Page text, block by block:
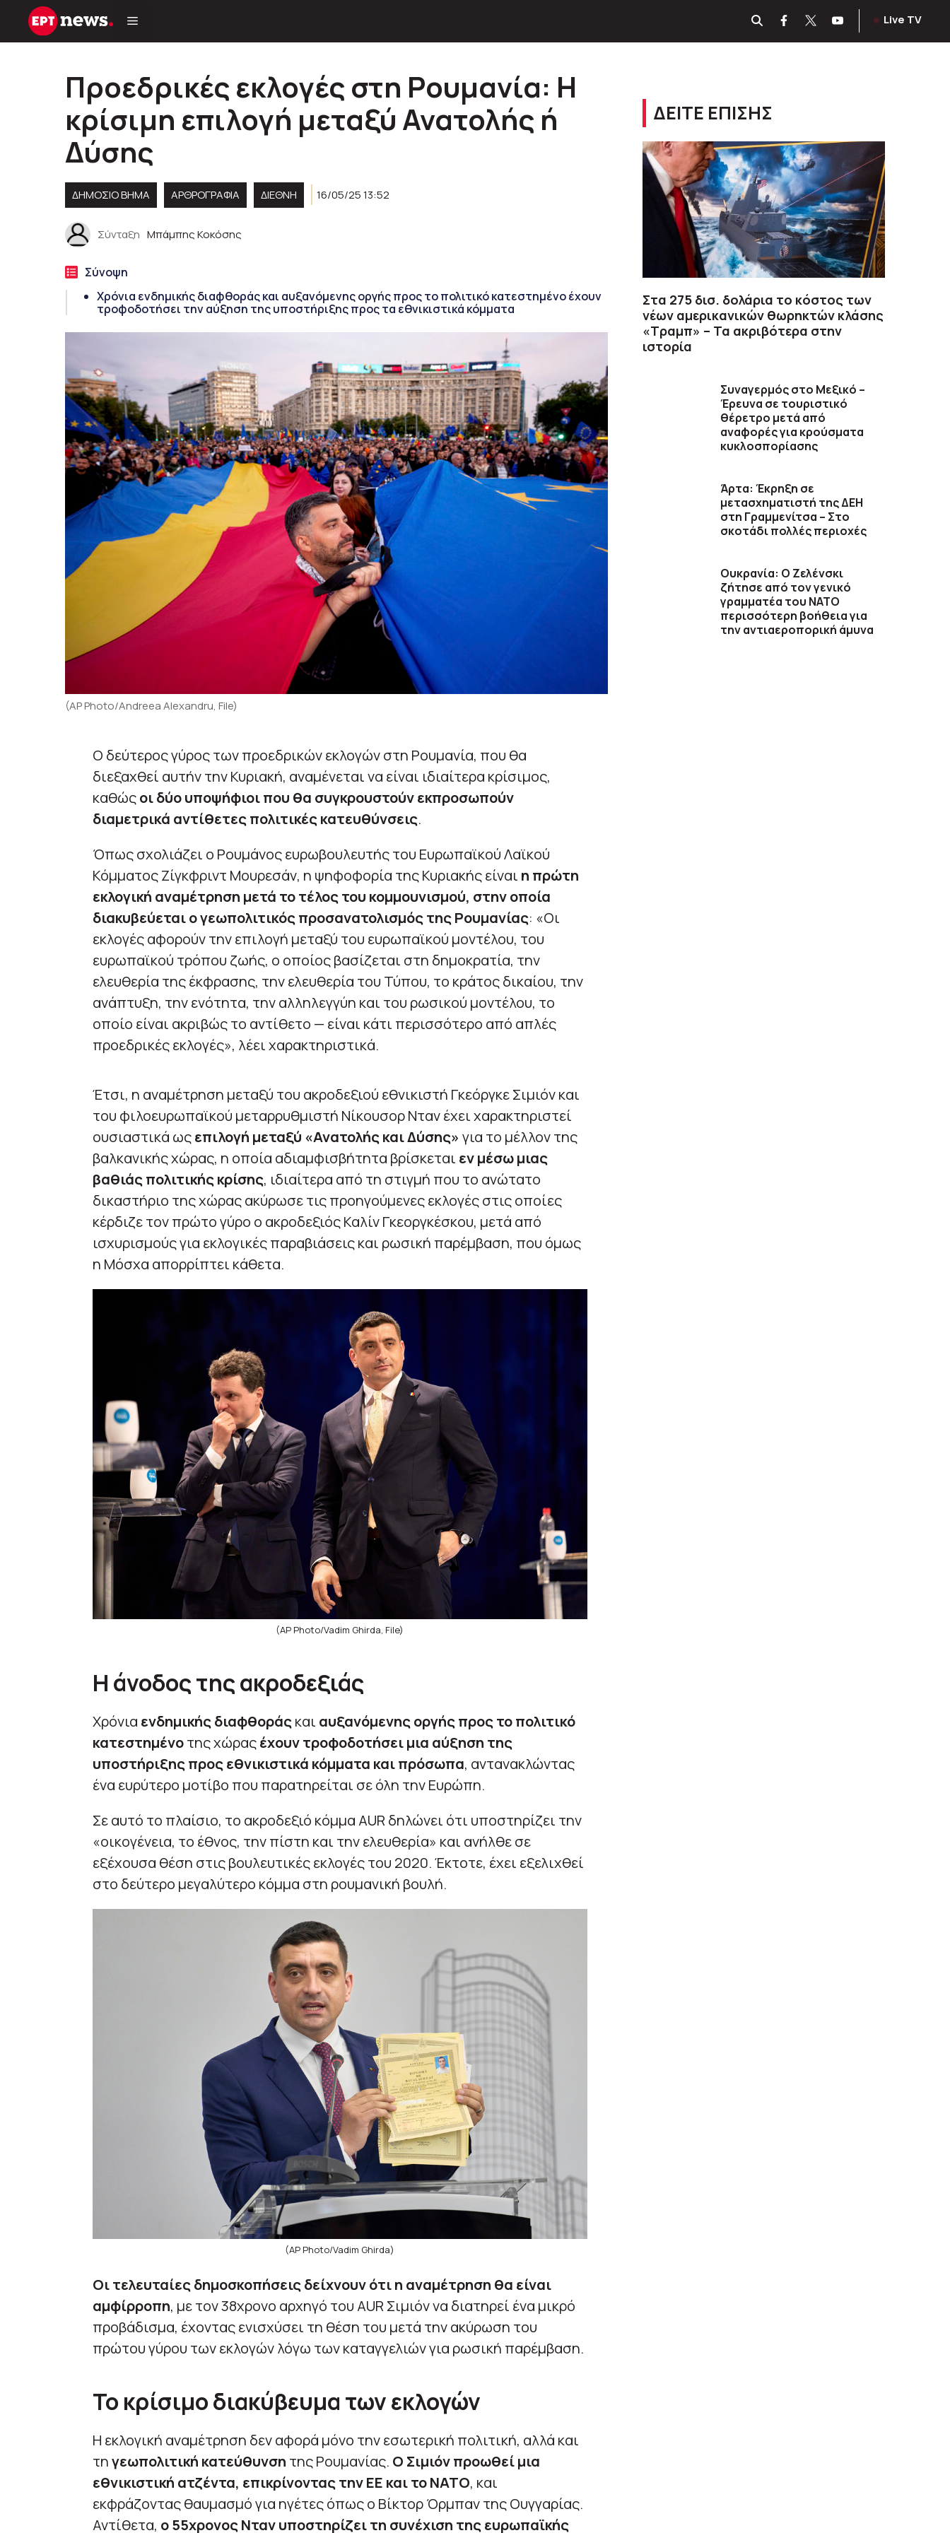
Μετάβαση
Live TV
Προεδρικές εκλογές στη Ρουμανία: Η
κρίσιμη επιλογή μεταξύ Ανατολής ή
Δύσης
ΔΗΜΟΣΙΟ ΒΗΜΑ ΑΡΘΡΟΓΡΑΦΊΑ ΔΙΕΘΝΗ 16/05/25 13:52
Σύνταξη Μπάμπης Κοκόσης
Σύνοψη
Χρόνια ενδημικής διαφθοράς και αυξανόμενης οργής προς το πολιτικό κατεστημένο έχουν
τροφοδοτήσει την αύξηση της υποστήριξης προς τα εθνικιστικά κόμματα
(AP Photo/Andreea Alexandru, File)
Ο δεύτερος γύρος των προεδρικών εκλογών στη Ρουμανία, που θα
διεξαχθεί αυτήν την Κυριακή, αναμένεται να είναι ιδιαίτερα κρίσιμος,
καθώςοι δύο υποψήφιοι που θα συγκρουστούν εκπροσωπούν
διαμετρικά αντίθετες πολιτικές κατευθύνσεις.
Όπως σχολιάζει ο Ρουμάνος ευρωβουλευτής του Ευρωπαϊκού Λαϊκού
Κόμματος Ζίγκφριντ Μουρεσάν, η ψηφοφορία της Κυριακής είναι η πρώτη
εκλογική αναμέτρηση μετά το τέλος του κομμουνισμού, στην οποία
διακυβεύεται ο γεωπολιτικός προσανατολισμός της Ρουμανίας: «Οι
εκλογές αφορούν την επιλογή μεταξύ του ευρωπαϊκού μοντέλου, του
ευρωπαϊκού τρόπου ζωής, ο οποίος βασίζεται στη δημοκρατία, την
ελευθερία της έκφρασης, την ελευθερία του Τύπου, το κράτος δικαίου, την
ανάπτυξη, την ενότητα, την αλληλεγγύη και του ρωσικού μοντέλου, το
οποίο είναι ακριβώς το αντίθετο — είναι κάτι περισσότερο από απλές
προεδρικές εκλογές», λέει χαρακτηριστικά.
Έτσι, η αναμέτρηση μεταξύ του ακροδεξιού εθνικιστή Γκεόργκε Σιμιόν και
του φιλοευρωπαϊκού μεταρρυθμιστή Νίκουσορ Νταν έχει χαρακτηριστεί
ουσιαστικά ωςεπιλογή μεταξύ «Ανατολής και Δύσης» για το μέλλον της
βαλκανικής χώρας, η οποία αδιαμφισβήτητα βρίσκεται εν μέσω μιας
βαθιάς πολιτικής κρίσης, ιδιαίτερα από τη στιγμή που το ανώτατο
δικαστήριο της χώρας ακύρωσε τις προηγούμενες εκλογές στις οποίες
κέρδιζε τον πρώτο γύρο ο ακροδεξιός Καλίν Γκεοργκέσκου, μετά από
ισχυρισμούς για εκλογικές παραβιάσεις και ρωσική παρέμβαση, που όμως
η Μόσχα απορρίπτει κάθετα.
(AP Photo/Vadim Ghirda, File)
Η άνοδος της ακροδεξιάς
Χρόνια ενδημικής διαφθοράςκαι αυξανόμενης οργής προς το πολιτικό
κατεστημένοτης χώραςέχουν τροφοδοτήσει μια αύξηση της
υποστήριξης προς εθνικιστικά κόμματα και πρόσωπα, αντανακλώντας
ένα ευρύτερο μοτίβο που παρατηρείται σε όλη την Ευρώπη.
Σε αυτό το πλαίσιο, το ακροδεξιό κόμμα AUR δηλώνει ότι υποστηρίζει την
«οικογένεια, το έθνος, την πίστη και την ελευθερία» και ανήλθε σε
εξέχουσα θέση στις βουλευτικές εκλογές του 2020. Έκτοτε, έχει εξελιχθεί
στο δεύτερο μεγαλύτερο κόμμα στη ρουμανική βουλή.
(AP Photo/Vadim Ghirda)
Οι τελευταίες δημοσκοπήσεις δείχνουν ότι η αναμέτρηση θα είναι
αμφίρροπη, με τον 38χρονο αρχηγό του AUR Σιμιόν να διατηρεί ένα μικρό
προβάδισμα, έχοντας ενισχύσει τη θέση του μετά την ακύρωση του
πρώτου γύρου των εκλογών λόγω των καταγγελιών για ρωσική παρέμβαση.
Το κρίσιμο διακύβευμα των εκλογών
Η εκλογική αναμέτρηση δεν αφορά μόνο την εσωτερική πολιτική, αλλά και
τηγεωπολιτική κατεύθυνση της Ρουμανίας. Ο Σιμιόν προωθεί μια
εθνικιστική ατζέντα, επικρίνοντας την ΕΕ και το ΝΑΤΟ, και
εκφράζοντας θαυμασμό για ηγέτες όπως ο Βίκτορ Όρμπαν της Ουγγαρίας.
Αντίθετα, ο 55χρονος Νταν υποστηρίζει τη συνέχιση της ευρωπαϊκής
ΔΕΙΤΕ ΕΠΙΣΗΣ
Στα 275 δισ. δολάρια το κόστος των
νέων αμερικανικών θωρηκτών κλάσης
«Τραμπ» – Τα ακριβότερα στην
ιστορία
Συναγερμός στο Μεξικό –
Έρευνα σε τουριστικό
θέρετρο μετά από
αναφορές για κρούσματα
κυκλοσπορίασης
Άρτα: Έκρηξη σε
μετασχηματιστή της ΔΕΗ
στη Γραμμενίτσα – Στο
σκοτάδι πολλές περιοχές
Ουκρανία: Ο Ζελένσκι
ζήτησε από τον γενικό
γραμματέα του ΝΑΤΟ
περισσότερη βοήθεια για
την αντιαεροπορική άμυνα